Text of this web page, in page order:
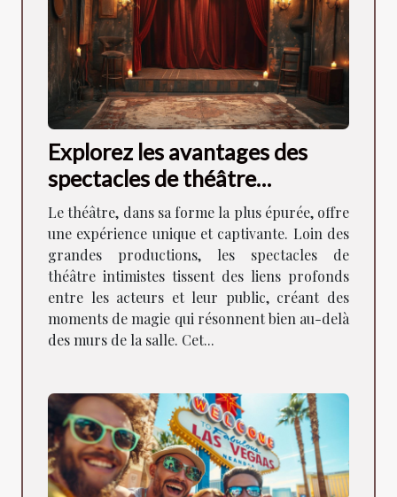
Explorez les avantages des
spectacles de théâtre
intimistes pour la
communauté locale
Le théâtre, dans sa forme la plus épurée, offre
une expérience unique et captivante. Loin des
grandes productions, les spectacles de
théâtre intimistes tissent des liens profonds
entre les acteurs et leur public, créant des
moments de magie qui résonnent bien au-delà
des murs de la salle. Cet...